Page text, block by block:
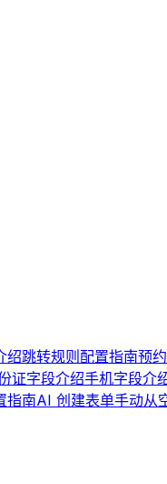
绍跳转规则配置指南预
证字段介绍手机字段介
指南AI 创建表单手动从